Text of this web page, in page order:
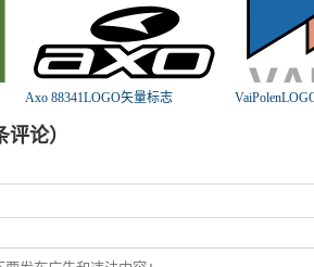
Axo 88341LOGO矢量标志
评论）